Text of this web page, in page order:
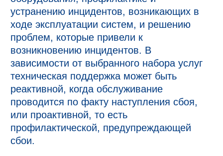
устранению инцидентов, возникающих в
ходе эксплуатации систем, и решению
проблем, которые привели к
возникновению инцидентов. В
зависимости от выбранного набора услуг
техническая поддержка может быть
реактивной, когда обслуживание
проводится по факту наступления сбоя,
или проактивной, то есть
профилактической, предупреждающей
сбои.